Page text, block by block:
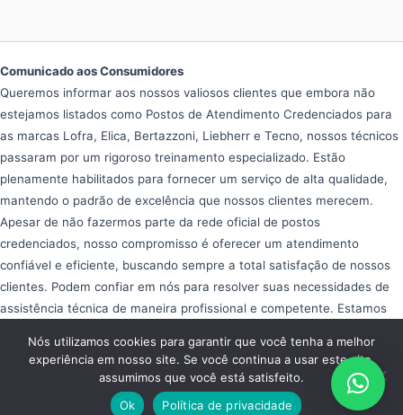
Comunicado aos Consumidores
Queremos informar aos nossos valiosos clientes que embora não
estejamos listados como Postos de Atendimento Credenciados para
as marcas Lofra, Elica, Bertazzoni, Liebherr e Tecno, nossos técnicos
passaram por um rigoroso treinamento especializado. Estão
plenamente habilitados para fornecer um serviço de alta qualidade,
mantendo o padrão de excelência que nossos clientes merecem.
Apesar de não fazermos parte da rede oficial de postos
credenciados, nosso compromisso é oferecer um atendimento
confiável e eficiente, buscando sempre a total satisfação de nossos
clientes. Podem confiar em nós para resolver suas necessidades de
assistência técnica de maneira profissional e competente. Estamos
forma possível, proporcionando tranquilidade e eficiência em seu dia
Copyright © 2026 Assistência Fogão Importado
Nós utilizamos cookies para garantir que você tenha a melhor
experiência em nosso site. Se você continua a usar este site,
assumimos que você está satisfeito.
Ok
Política de privacidade